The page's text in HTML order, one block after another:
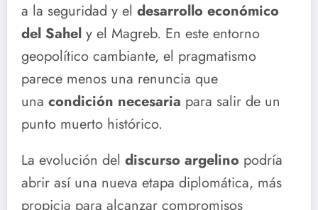
a la seguridad y el desarrollo económico
del Sahel y el Magreb. En este entorno
geopolítico cambiante, el pragmatismo
parece menos una renuncia que
una condición necesaria para salir de un
punto muerto histórico.
La evolución del discurso argelino podría
abrir así una nueva etapa diplomática, más
propicia para alcanzar compromisos